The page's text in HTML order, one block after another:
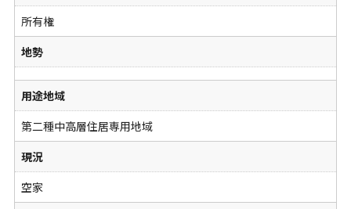
所有権
地勢
用途地域
第二種中高層住居専用地域
現況
空家